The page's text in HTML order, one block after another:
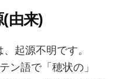
由来)
起源不明です。
ン語で「穂状の」